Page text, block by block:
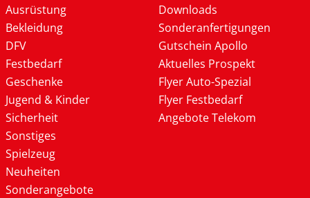
Ausrüstung
Bekleidung
DFV
Festbedarf
Geschenke
Jugend & Kinder
Sicherheit
Sonstiges
Spielzeug
Neuheiten
Sonderangebote
Downloads
Sonderanfertigungen
Gutschein Apollo
Aktuelles Prospekt
Flyer Auto-Spezial
Flyer Festbedarf
Angebote Telekom